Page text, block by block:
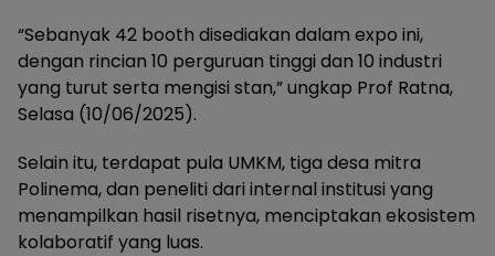
“Sebanyak 42 booth disediakan dalam expo ini,
dengan rincian 10 perguruan tinggi dan 10 industri
yang turut serta mengisi stan,” ungkap Prof Ratna,
Selasa (10/06/2025).
Selain itu, terdapat pula UMKM, tiga desa mitra
Polinema, dan peneliti dari internal institusi yang
menampilkan hasil risetnya, menciptakan ekosistem
kolaboratif yang luas.